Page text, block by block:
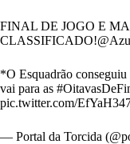
FINAL DE JOGO E
CLASSIFICADO!
*O Esquadrão conseguiu
vai para as
pic.twitter.com/
— Portal da Torcida